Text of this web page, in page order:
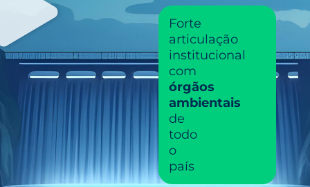
Forte
articulação
institucional
com
órgãos
ambientais
de
todo
o
país